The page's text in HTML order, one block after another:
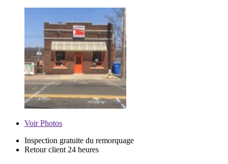
VoirPhotos
Inspection gratuite du remorquage
Retour client 24 heures